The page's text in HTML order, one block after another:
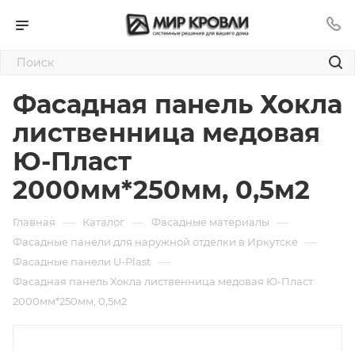
Фасадная панель Хокла
лиственница медовая
Ю-Пласт
2000мм*250мм, 0,5м2
Главная — Каталог — Фасадные материалы —
Фасадные панели для наружной отделки в Иркутске —
Фасадные панели U-Plast —
Фасадная панель Хокла лиственница медовая Ю-Пласт
2000мм*250мм, 0,5м2